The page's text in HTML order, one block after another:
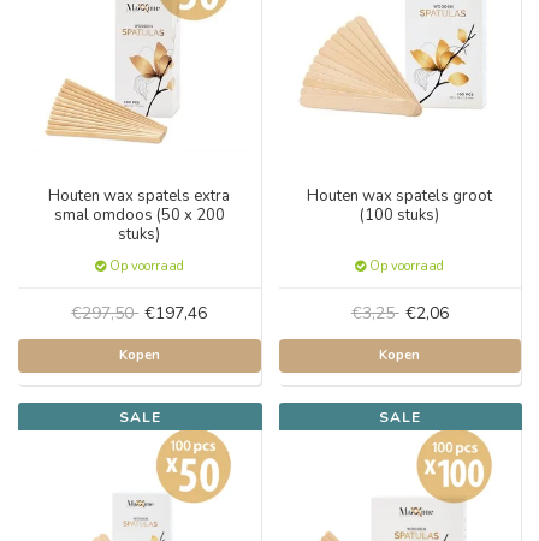
Houten wax spatels extra
smal omdoos (50 x 200
stuks)
Op voorraad
€297,50 €197,46
Kopen
Houten wax spatels groot
(100 stuks)
Op voorraad
€3,25 €2,06
Kopen
SALE SALE